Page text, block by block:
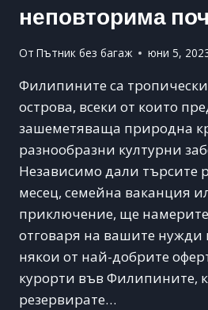
неповторима
От Пътник без багаж юни 5,
Филипините са
острова, всеки от които
зашеметяваща природна
разнообразни културни
Независимо дали търсите
месец, семейна ваканция
приключение, ще намерите
отговаря на вашите нужди
някои от най-добрите
курорти във Филипините,
резервирате…